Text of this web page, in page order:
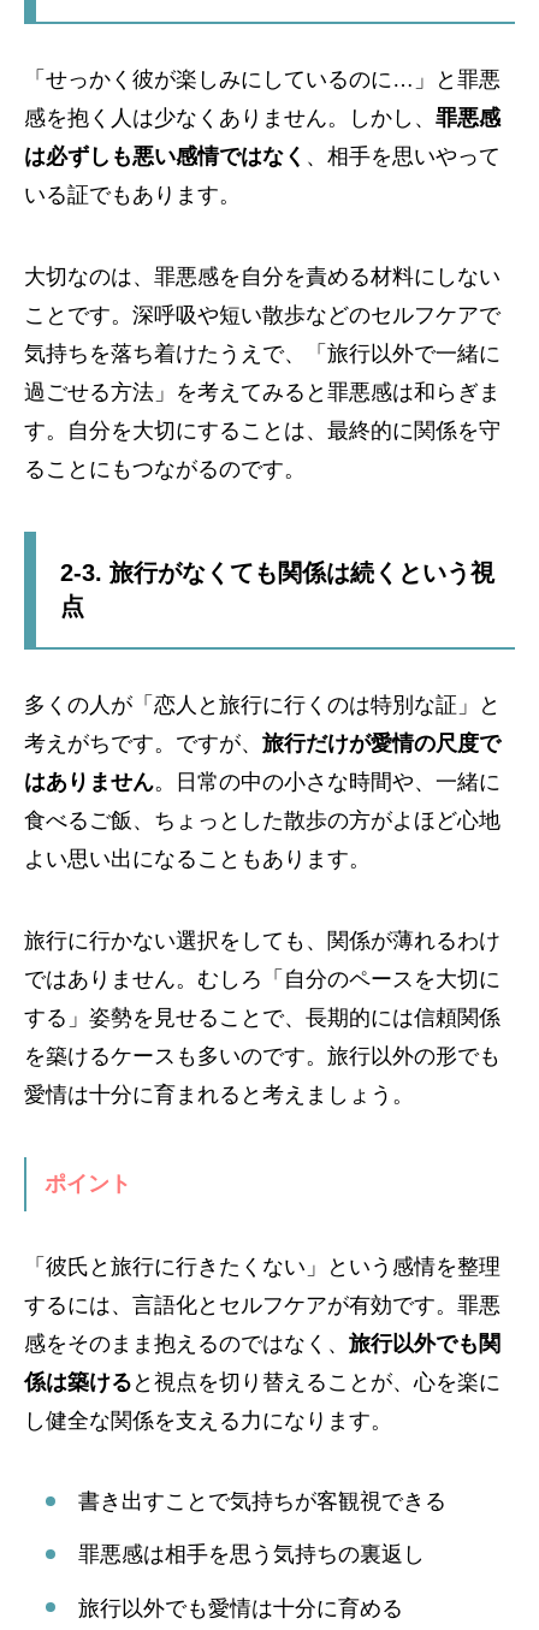
「せっかく彼が楽しみにしているのに…」と罪悪
感を抱く人は少なくありません。しかし、 罪悪感
は必ずしも悪い感情ではなく 、相手を思いやって
いる証でもあります。
大切なのは、罪悪感を自分を責める材料にしない
ことです。深呼吸や短い散歩などのセルフケアで
気持ちを落ち着けたうえで、「旅行以外で一緒に
過ごせる方法」を考えてみると罪悪感は和らぎま
す。自分を大切にすることは、最終的に関係を守
ることにもつながるのです。
2-3. 旅行がなくても関係は続くという視
点
多くの人が「恋人と旅行に行くのは特別な証」と
考えがちです。ですが、 旅行だけが愛情の尺度で
はありません。日常の中の小さな時間や、一緒に
食べるご飯、ちょっとした散歩の方がよほど心地
よい思い出になることもあります。
旅行に行かない選択をしても、関係が薄れるわけ
ではありません。むしろ「自分のペースを大切に
する」姿勢を見せることで、長期的には信頼関係
を築けるケースも多いのです。旅行以外の形でも
愛情は十分に育まれると考えましょう。
ポイント
「彼氏と旅行に行きたくない」という感情を整理
するには、言語化とセルフケアが有効です。罪悪
感をそのまま抱えるのではなく、 旅行以外でも関
係は築ける と視点を切り替えることが、心を楽に
し健全な関係を支える力になります。
書き出すことで気持ちが客観視できる
罪悪感は相手を思う気持ちの裏返し
旅行以外でも愛情は十分に育める